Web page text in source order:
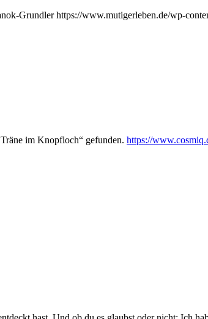
Grundler https://www.mutigerleben.de/wp-
im Knopfloch“ gefunden. https://